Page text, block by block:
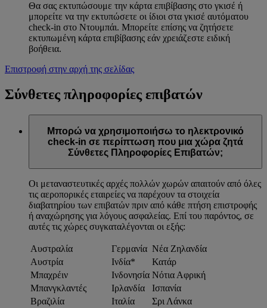
Θα σας εκτυπώσουμε την κάρτα επιβίβασης στο γκισέ ή
μπορείτε να την εκτυπώσετε οι ίδιοι στα γκισέ αυτόματου
check-in στο Ντουμπάι. Μπορείτε επίσης να ζητήσετε
εκτυπωμένη κάρτα επιβίβασης εάν χρειάζεστε ειδική
βοήθεια.
Επιστροφή στην αρχή της σελίδας
Σύνθετες πληροφορίες επιβατών
Μπορώ να χρησιμοποιήσω το ηλεκτρονικό
check-in σε περίπτωση που μια χώρα ζητά
Σύνθετες Πληροφορίες Επιβατών;
Οι μεταναστευτικές αρχές πολλών χωρών απαιτούν από όλες
τις αεροπορικές εταιρείες να παρέχουν τα στοιχεία
διαβατηρίου των επιβατών πριν από κάθε πτήση επιστροφής
ή αναχώρησης για λόγους ασφαλείας. Επί του παρόντος, σε
αυτές τις χώρες συγκαταλέγονται οι εξής:
Αυστραλία Γερμανία Νέα Ζηλανδία
Αυστρία
Ινδία*
Κατάρ
Μπαχρέιν
Ινδονησία Νότια Αφρική
Μπανγκλαντές
Ιρλανδία
Ισπανία
Βραζιλία
Ιταλία
Σρι Λάνκα